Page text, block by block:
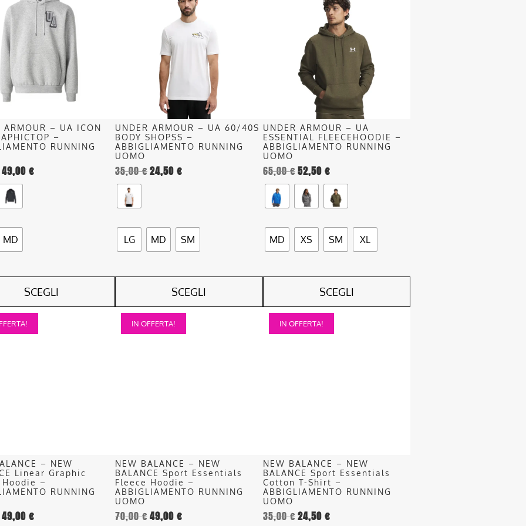
ARMOUR – UA ICON
–
RUNNING
49,00€
MD
SCEGLI
UNDER ARMOUR – UA 60/40S
BODY SHOPSS –
ABBIGLIAMENTO RUNNING
UOMO
35,00€24,50€
LG MD SM
SCEGLI
pagina
del
prodotto
UNDER ARMOUR – UA
ESSENTIAL FLEECEHOODIE –
ABBIGLIAMENTO RUNNING
UOMO
65,00€52,50 €
MD XS SM XL
SCEGLI
pagina
del
prodotto
– NEW
Linear Graphic
Hoodie –
RUNNING
49,00€
IN OFFERTA!
NEW BALANCE – NEW
BALANCE Sport Essentials
Fleece Hoodie –
ABBIGLIAMENTO RUNNING
UOMO
70,00€49,00€
Questo
prodotto
pagina
del
prodotto
IN OFFERTA!
NEW BALANCE – NEW
BALANCE Sport Essentials
Cotton T-Shirt –
ABBIGLIAMENTO RUNNING
UOMO
35,00€24,50 €
Questo
prodotto
pagina
del
prodotto